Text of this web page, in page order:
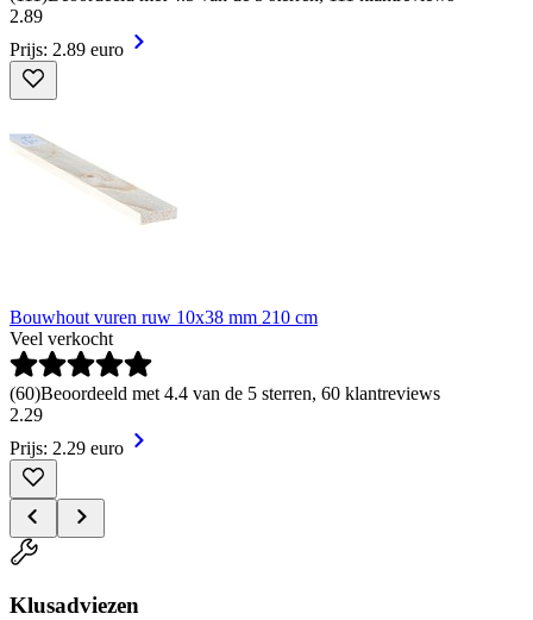
2.89
Prijs: 2.89 euro
Bouwhout vuren ruw 10x38 mm 210 cm
Veel verkocht
(60)Beoordeeld met 4.4 van de 5 sterren, 60 klantreviews
2.29
Prijs: 2.29 euro
Klusadviezen